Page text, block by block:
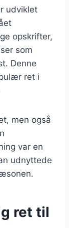
udviklet
opskrifter,
som
Denne
ret i
men også
var en
udnyttede
ret til